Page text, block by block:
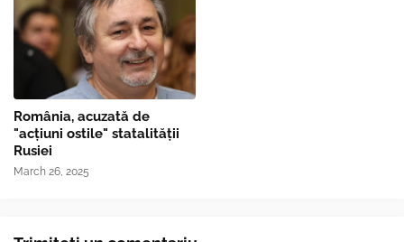
România, acuzată de
"acțiuni ostile" statalității
Rusiei
March 26, 2025